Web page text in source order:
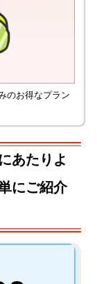
のお得なプラン
あたりよ
にご紹介